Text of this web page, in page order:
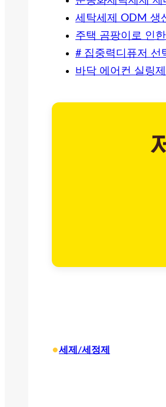
세탁세제 ODM 생
주택 곰팡이로 인
# 집중력디퓨저 선
바닥 에어컨 실링
•세제/세정제